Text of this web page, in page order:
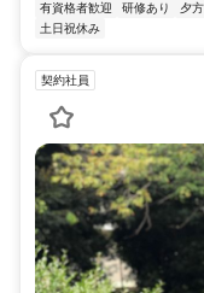
有資格者歓迎
研修あり 夕方
土日祝休み
契約社員